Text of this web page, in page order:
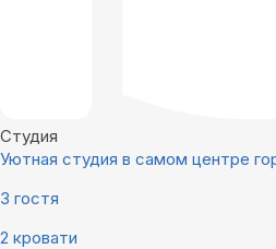
Студия
Уютная студия в самом центре
3 гостя
2 кровати